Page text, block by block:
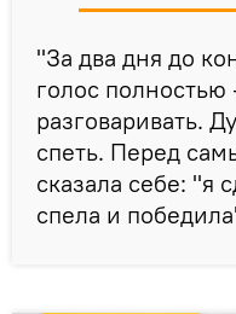
"За два дня до
голос
разговаривать.
спеть. Перед
сказала себе: "я
спела и